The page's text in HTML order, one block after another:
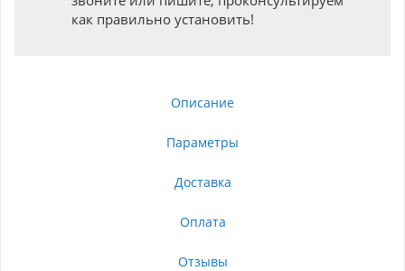
как правильно установить!
Описание
Параметры
Доставка
Оплата
Отзывы